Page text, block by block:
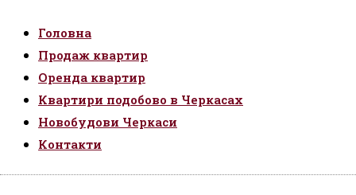
Головна
Продаж квартир
Оренда квартир
Квартири подобово в Черкасах
Новобудови Черкаси
Контакти